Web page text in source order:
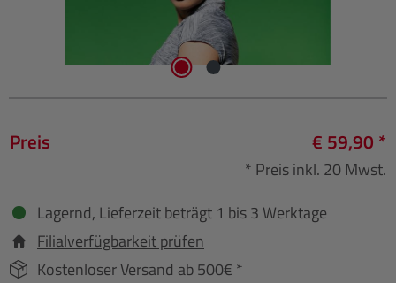
Preis € 59,90 *
* Preis inkl. 20 Mwst.
Lagernd, Lieferzeit beträgt 1 bis 3 Werktage
Filialverfügbarkeit prüfen
Kostenloser Versand ab 500€ *